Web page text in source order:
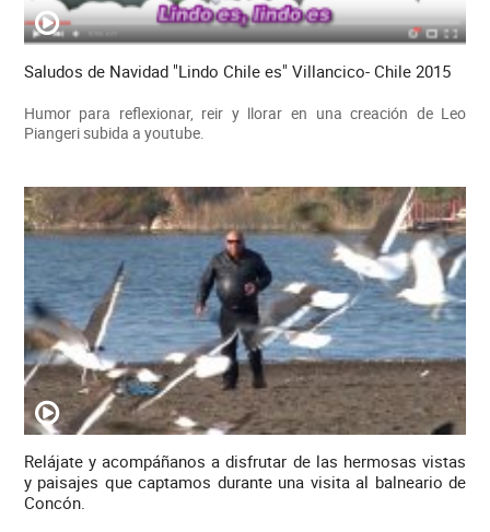
Saludos de Navidad "Lindo Chile es" Villancico- Chile 2015
Humor para reflexionar, reir y llorar en una creación de Leo
Piangeri subida a youtube.
Relájate y acompáñanos a disfrutar de las hermosas vistas
y paisajes que captamos durante una visita al balneario de
Concón.